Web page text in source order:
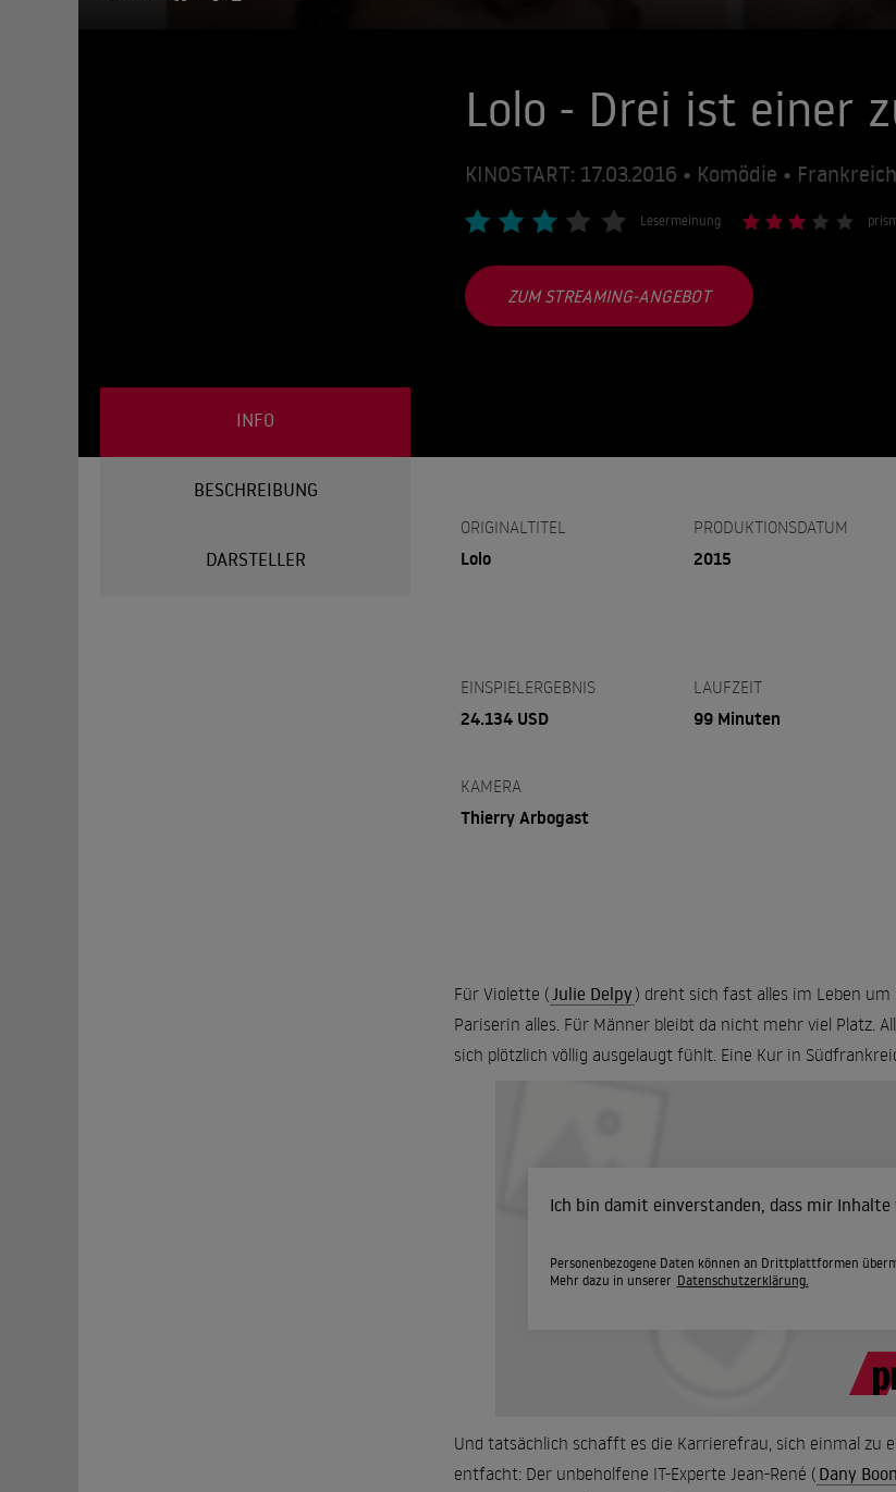
Lolo - Drei ist einer
KINOSTART: 17.03.2016 • Komödie •
Lesermeinung
ZUM STREAMING-ANGEBOT
INFO
BESCHREIBUNG
DARSTELLER
ORIGINALTITEL
Lolo
PRODUKTIONSDATUM
2015
EINSPIELERGEBNIS
24.134 USD
LAUFZEIT
99 Minuten
KAMERA
Thierry Arbogast
Für Violette (Julie Delpy ) dreht sich fast alles im Leben
Pariserin alles. Für Männer bleibt da nicht mehr viel Platz.
sich plötzlich völlig ausgelaugt fühlt. Eine Kur in
Ich bin damit einverstanden, dass mir Inhalte
Personenbezogene Daten können an Drittplattformen
Mehr dazu in unserer Datenschutzerklärung.
Und tatsächlich schafft es die Karrierefrau, sich einmal zu
entfacht: Der unbeholfene IT-Experte Jean-René ( Dany Boon